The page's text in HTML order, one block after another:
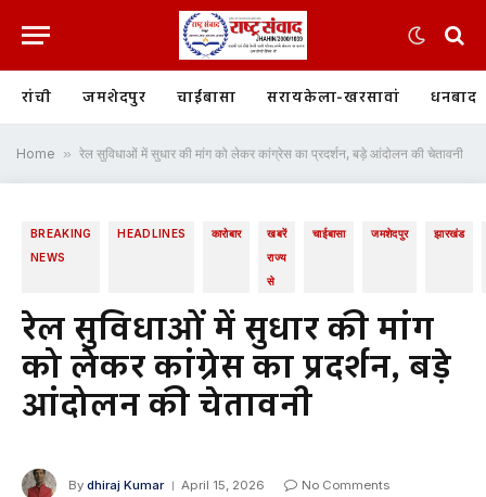
रांची जमशेदपुर चाईबासा सरायकेला-खरसावां धनबाद
Home » रेल सुविधाओं में सुधार की मांग को लेकर कांग्रेस का प्रदर्शन, बड़े आंदोलन की चेतावनी
BREAKING
NEWS
HEADLINES कारोबार
खबरें
राज्य
से
चाईबासा जमशेदपुर झारखंड
रेल सुविधाओं में सुधार की मांग
को लेकर कांग्रेस का प्रदर्शन, बड़े
आंदोलन की चेतावनी
By dhiraj Kumar April 15, 2026 No Comments